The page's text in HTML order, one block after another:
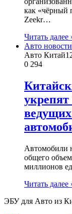
как «чёрный
Zeekr…
Читать далее
Авто новости
Авто Китай
0 294
укрепят
Автомобили
общего
миллионов
Читать далее
ЭБУ для Авто из